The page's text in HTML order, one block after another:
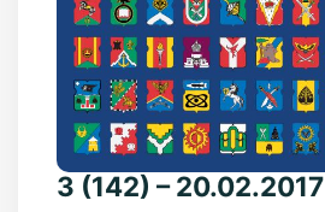
3 (142) – 20.02.2017